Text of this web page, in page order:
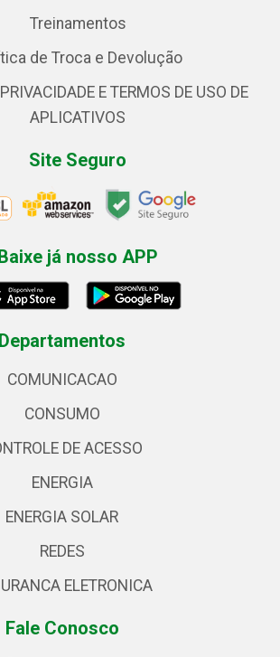
Treinamentos
de Troca e Devolução
E TERMOS DE USO DE
APLICATIVOS
Site Seguro
Baixe já nosso APP
Departamentos
COMUNICACAO
CONSUMO
DE ACESSO
ENERGIA
ENERGIA SOLAR
REDES
ELETRONICA
Fale Conosco